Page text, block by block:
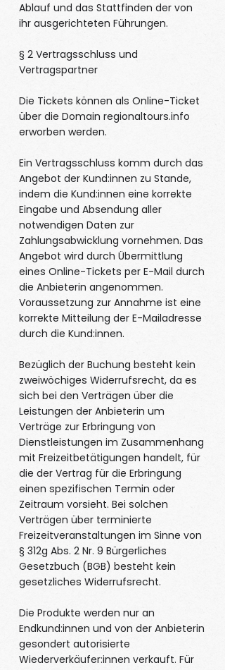
Ablauf und das Stattfinden der von
ihr ausgerichteten Führungen.
§ 2 Vertragsschluss und
Vertragspartner
Die Tickets können als Online-Ticket
über die Domain regionaltours.info
erworben werden.
Ein Vertragsschluss komm durch das
Angebot der Kund:innen zu Stande,
indem die Kund:innen eine korrekte
Eingabe und Absendung aller
notwendigen Daten zur
Zahlungsabwicklung vornehmen. Das
Angebot wird durch Übermittlung
eines Online-Tickets per E-Mail durch
die Anbieterin angenommen.
Voraussetzung zur Annahme ist eine
korrekte Mitteilung der E-Mailadresse
durch die Kund:innen.
Bezüglich der Buchung besteht kein
zweiwöchiges Widerrufsrecht, da es
sich bei den Verträgen über die
Leistungen der Anbieterin um
Verträge zur Erbringung von
Dienstleistungen im Zusammenhang
mit Freizeitbetätigungen handelt, für
die der Vertrag für die Erbringung
einen spezifischen Termin oder
Zeitraum vorsieht. Bei solchen
Verträgen über terminierte
Freizeitveranstaltungen im Sinne von
§ 312g Abs. 2 Nr. 9 Bürgerliches
Gesetzbuch (BGB) besteht kein
gesetzliches Widerrufsrecht.
Die Produkte werden nur an
Endkund:innen und von der Anbieterin
gesondert autorisierte
Wiederverkäufer:innen verkauft. Für